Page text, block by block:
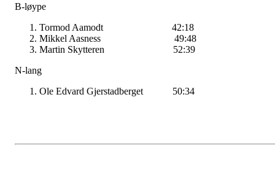
B-løype
Tormod Aamodt 42:18
Mikkel Aasness 49:48
Martin Skytteren 52:39
N-lang
Ole Edvard Gjerstadberget 50:34